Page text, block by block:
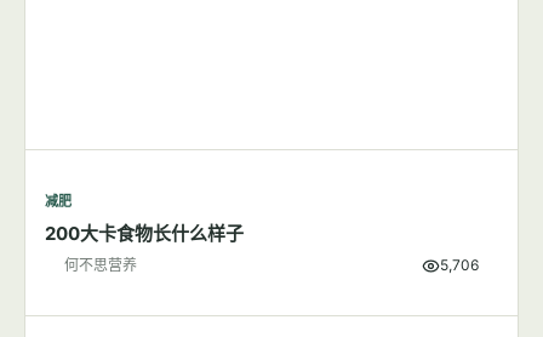
减肥
200大卡食物长什么样子
何不思营养 5,706